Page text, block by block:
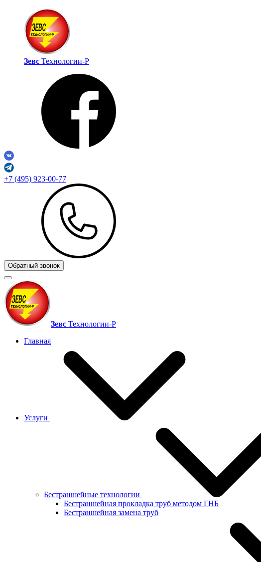
Зевс Технологии‑Р
+7 (495) 923-00-77
Обратный звонок
Зевс Технологии‑Р
Главная
Услуги
Бестраншейные технологии
Бестраншейная прокладка труб методом ГНБ
Бестраншейная замена труб